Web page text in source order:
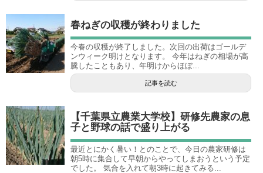
春ねぎの収穫が終わりました
今春の収穫が終了しました。次回の出荷はゴールデ
ンウィーク明けとなります。 今年はねぎの相場が高
騰したこともあり、年明けからほぼ...
記事を読む
【千葉県立農業大学校】研修先農家の息
子と野球の話で盛り上がる
最近とにかく暑い！とのことで、今日の農家研修は
朝5時に集合して早朝からやってしまおうという予定
でした。 気合を入れて朝3時に起きてみる...